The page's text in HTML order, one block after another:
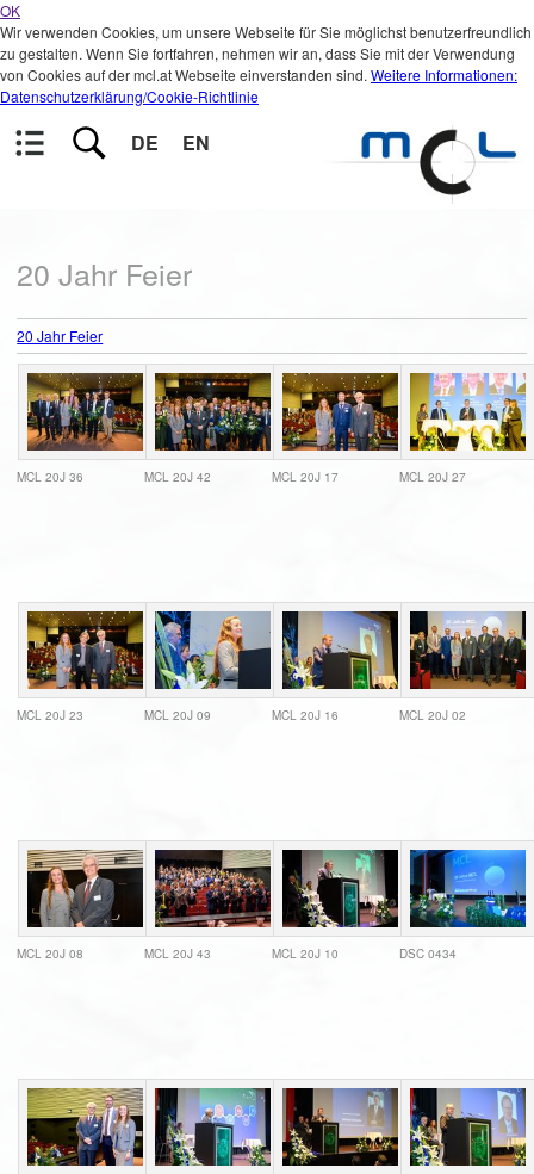
OK
Wir verwenden Cookies, um unsere Webseite für Sie möglichst benutzerfreundlich
zu gestalten. Wenn Sie fortfahren, nehmen wir an, dass Sie mit der Verwendung
von Cookies auf der mcl.at Webseite einverstanden sind. Weitere Informationen:
Datenschutzerklärung/Cookie-Richtlinie
DE EN
20 Jahr Feier
20 Jahr Feier
MCL 20J 36 MCL 20J 42 MCL 20J 17 MCL 20J 27
MCL 20J 23 MCL 20J 09 MCL 20J 16 MCL 20J 02
MCL 20J 08 MCL 20J 43 MCL 20J 10 DSC 0434